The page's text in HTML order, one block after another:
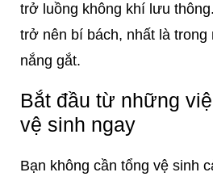
trở luồng không khí lưu
trở nên bí bách, nhất là trong
nắng gắt.
Bắt đầu từ những
vệ sinh ngay
Bạn không cần tổng vệ sinh